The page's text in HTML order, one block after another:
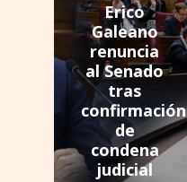
Erico
Galeano
renuncia
al Senado
tras
confirmación
de
condena
judicial